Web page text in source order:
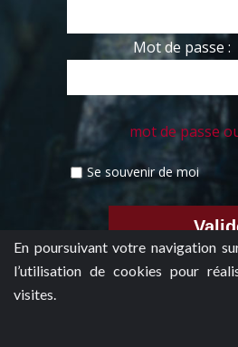
En poursuivant votre navigation
l’utilisation de cookies pour
visites.
Mot de passe :
mot de passe
Se souvenir de moi